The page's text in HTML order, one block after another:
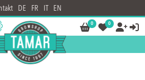
DE FR IT EN
0 0  